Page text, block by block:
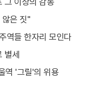
않은 짓"
역들 한자리 모인다
별세
역 '그릴'의 위용